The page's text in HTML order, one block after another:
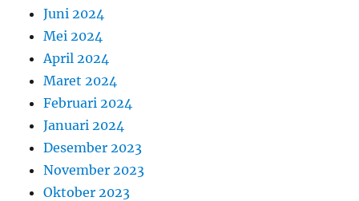
Juni 2024
Mei 2024
April 2024
Maret 2024
Februari 2024
Januari 2024
Desember 2023
November 2023
Oktober 2023